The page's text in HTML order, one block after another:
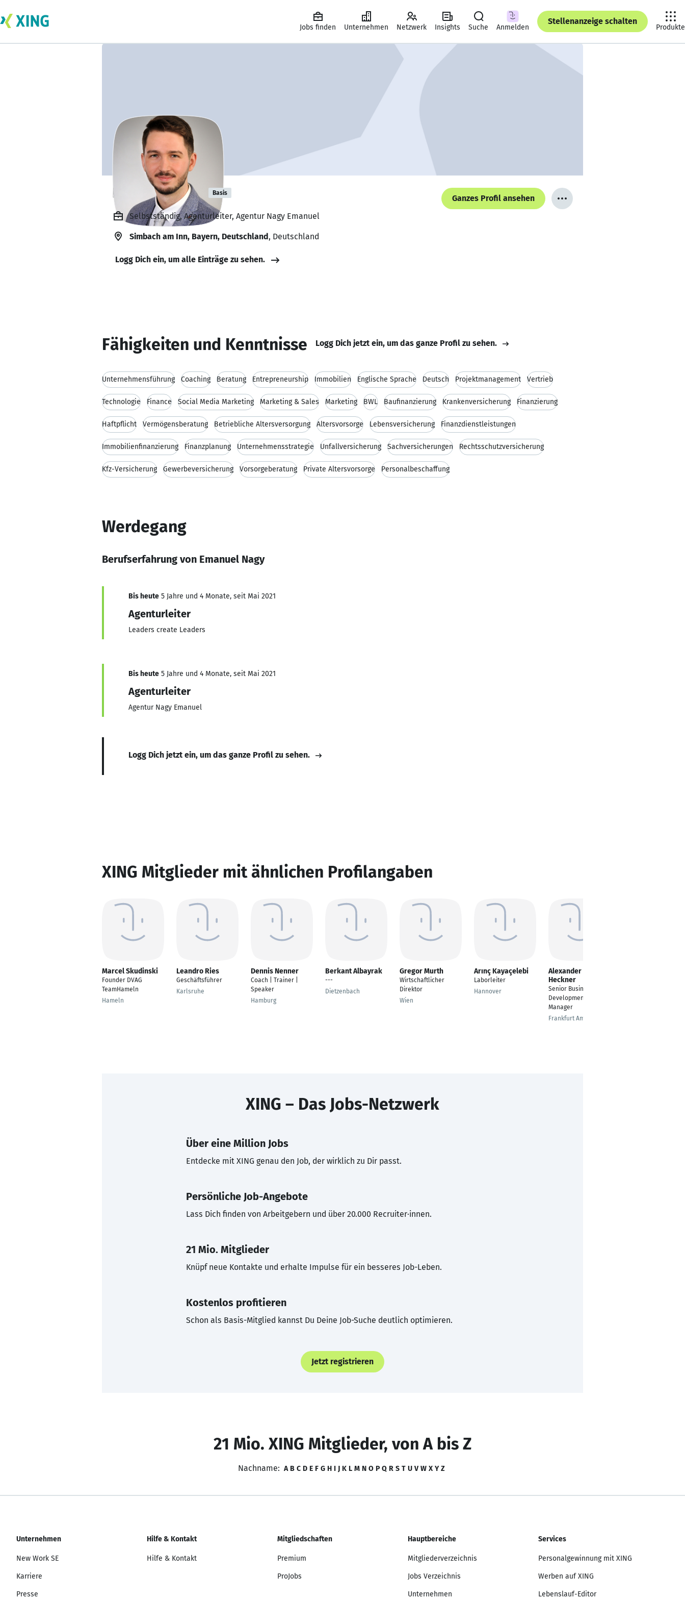
Jobs finden Unternehmen Netzwerk Insights Suche Anmelden
Stellenanzeige schalten
Produkte
Emanuel Nagy Basis
Ganzes Profil ansehen
Selbstständig, Agenturleiter, Agentur Nagy Emanuel
Simbach am Inn, Bayern, Deutschland, Deutschland
Logg Dich ein, um alle Einträge zu sehen.
Fähigkeiten und Kenntnisse Logg Dich jetzt ein, um das ganze Profil zu sehen.
Unternehmensführung Coaching Beratung Entrepreneurship Immobilien Englische Sprache Deutsch Projektmanagement Vertrieb
Technologie Finance Social Media Marketing Marketing & Sales Marketing BWL Baufinanzierung Krankenversicherung Finanzierung
Haftpflicht Vermögensberatung Betriebliche Altersversorgung Altersvorsorge Lebensversicherung Finanzdienstleistungen
Immobilienfinanzierung Finanzplanung Unternehmensstrategie Unfallversicherung Sachversicherungen Rechtsschutzversicherung
Kfz-Versicherung Gewerbeversicherung Vorsorgeberatung Private Altersvorsorge Personalbeschaffung
Werdegang
Berufserfahrung von Emanuel Nagy
Bis heute 5 Jahre und 4 Monate, seit Mai 2021
Agenturleiter
Leaders create Leaders
Bis heute 5 Jahre und 4 Monate, seit Mai 2021
Agenturleiter
Agentur Nagy Emanuel
Logg Dich jetzt ein, um das ganze Profil zu sehen.
XING Mitglieder mit ähnlichen Profilangaben
Marcel Skudinski
Founder DVAG
TeamHameln
Hameln
Leandro Ries
Geschäftsführer
Karlsruhe
Dennis Nenner
Coach | Trainer |
Speaker
Hamburg
Berkant Albayrak
---
Dietzenbach
Gregor Murth
Wirtschaftlicher
Direktor
Wien
Arınç Kayaçelebi
Laborleiter
Hannover
Alexander C.P.
Heckner
Senior Business
Development
Manager
Frankfurt Am Main
XING – Das Jobs-Netzwerk
Über eine Million Jobs
Entdecke mit XING genau den Job, der wirklich zu Dir passt.
Persönliche Job-Angebote
Lass Dich finden von Arbeitgebern und über 20.000 Recruiter·innen.
21 Mio. Mitglieder
Knüpf neue Kontakte und erhalte Impulse für ein besseres Job-Leben.
Kostenlos profitieren
Schon als Basis-Mitglied kannst Du Deine Job-Suche deutlich optimieren.
Jetzt registrieren
21 Mio. XING Mitglieder, von A bis Z
Nachname: A B C D E F G H I J K L M N O P Q R S T U V W X Y Z
Unternehmen
New Work SE
Karriere
Presse
Hilfe & Kontakt
Hilfe & Kontakt
Mitgliedschaften
Premium
ProJobs
Hauptbereiche
Mitgliederverzeichnis
Jobs Verzeichnis
Unternehmen
Services
Personalgewinnung mit XING
Werben auf XING
Lebenslauf-Editor